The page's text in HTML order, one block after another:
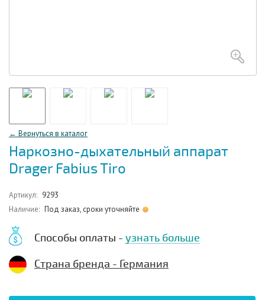
← Вернуться в каталог
Наркозно-дыхательный аппарат
Drager Fabius Tiro
Артикул: 9293
Наличие: Под заказ, сроки уточняйте
Способы оплаты - узнать больше
Страна бренда - Германия